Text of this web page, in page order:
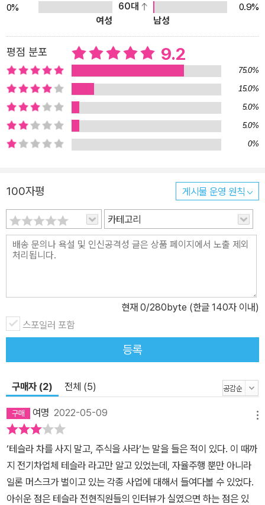
를 갖는다. 머스크에 대한 숭배는 계속될 것이며, 투자 전명 역시 밝
다.” 미국 CNBC 간판 경제분석가인 짐 크레이머의 분석이다. 테슬
라의 비전은 과연 무엇이길래 자동차 업계뿐 아니라 다양한 산업군을
긴장시키고, 수많은 사람들을 홀리는 걸까. 신간 《테슬라 쇼크》는 테
슬라가 세계 경제와 산업, 특히 한국의 경제·산업·고용 등에 몰고올 위
기와 기회를 분석한다. 제목인 ‘테슬라 쇼크’는 인류의 3대 산업군인
모빌리티·에너지·통신이 하나로 통합돼 강력한 경쟁력을 갖게 됐을
때 기존 산업이 받게 될 충격이라고 볼 수 있다. 앞으로 10년, 글로벌
비즈니스 지형도를 뒤바꾸는 모빌리티 전쟁이 시작됐다 테슬라는 단
않으며, 궁극적으로 대부분 산업군에서 동시다발적으로 충격을 예고
하고 있다. 한국의 주력 산업이 큰 영향을 받는 것은 물론이다. 이는
과거 애플 아이폰의 등장으로 촉발된 우리 삶과 비즈니스 전반의 엄
청난 변화를 떠올리면 쉽게 이해할 수 있다. 당시 인터넷으로 연결된
컴퓨터가 우리 손 안의 전화기 안으로 들어온 이후 수많은 새로운 서
인’ 노키아는 아이폰이 나온 뒤에도 그 가치를 깎아내리고 무시했다.
이후 딱 5년 만에 노키아의 휴대전화 사업부는 MS에 매각되면서 공
람들이 있다. 하지만 이변이 없는 한 대세를 거스를 수는 없다. 자동차
까? 움직이는 스마트폰 또는 세계를 하나로 묶는 네트워크 컴퓨터가
된 자동차에서 과거 스마트폰의 등장 때보다 훨씬 더 크고 다양한 서
비스와 비즈니스 기회가 생겨날 것이다. 전문가들은 이 시장을 7,00
0조 규모로 예상한다. 이것이 바로 ‘모빌리티 혁명’이다. 테슬라가 ‘자
동차의 애플’이 된다면 ‘자동차의 구글과 삼성’이 될 곳은 어디인가?
테슬라가 자동차 업계의 애플 같은 존재로 계속 성장한다면, 다른 자
동차 회사들은 어떻게 될까? 삼성전자가 애플과는 다른 운영체제인
0%
60대
0.9%
여성
남성
평점 분포 9.2
75.0%
15.0%
5.0%
5.0%
0%
100자평 게시물 운영 원칙
카테고리
현재 0/280byte (한글 140자 이내)
스포일러 포함
등록
구매자 (2) 전체 (5)
여명 2022-05-09
‘테슬라 차를 사지 말고, 주식을 사라‘는 말을 들은 적이 있다. 이 때까
지 전기차업체 테슬라 라고만 알고 있었는데, 자율주행 뿐만 아니라
일론 머스크가 벌이고 있는 각종 사업에 대해서 들여다볼 수 있었다.
아쉬운 점은 테슬라 전현직원들의 인터뷰가 실였으면 하는 점은 있